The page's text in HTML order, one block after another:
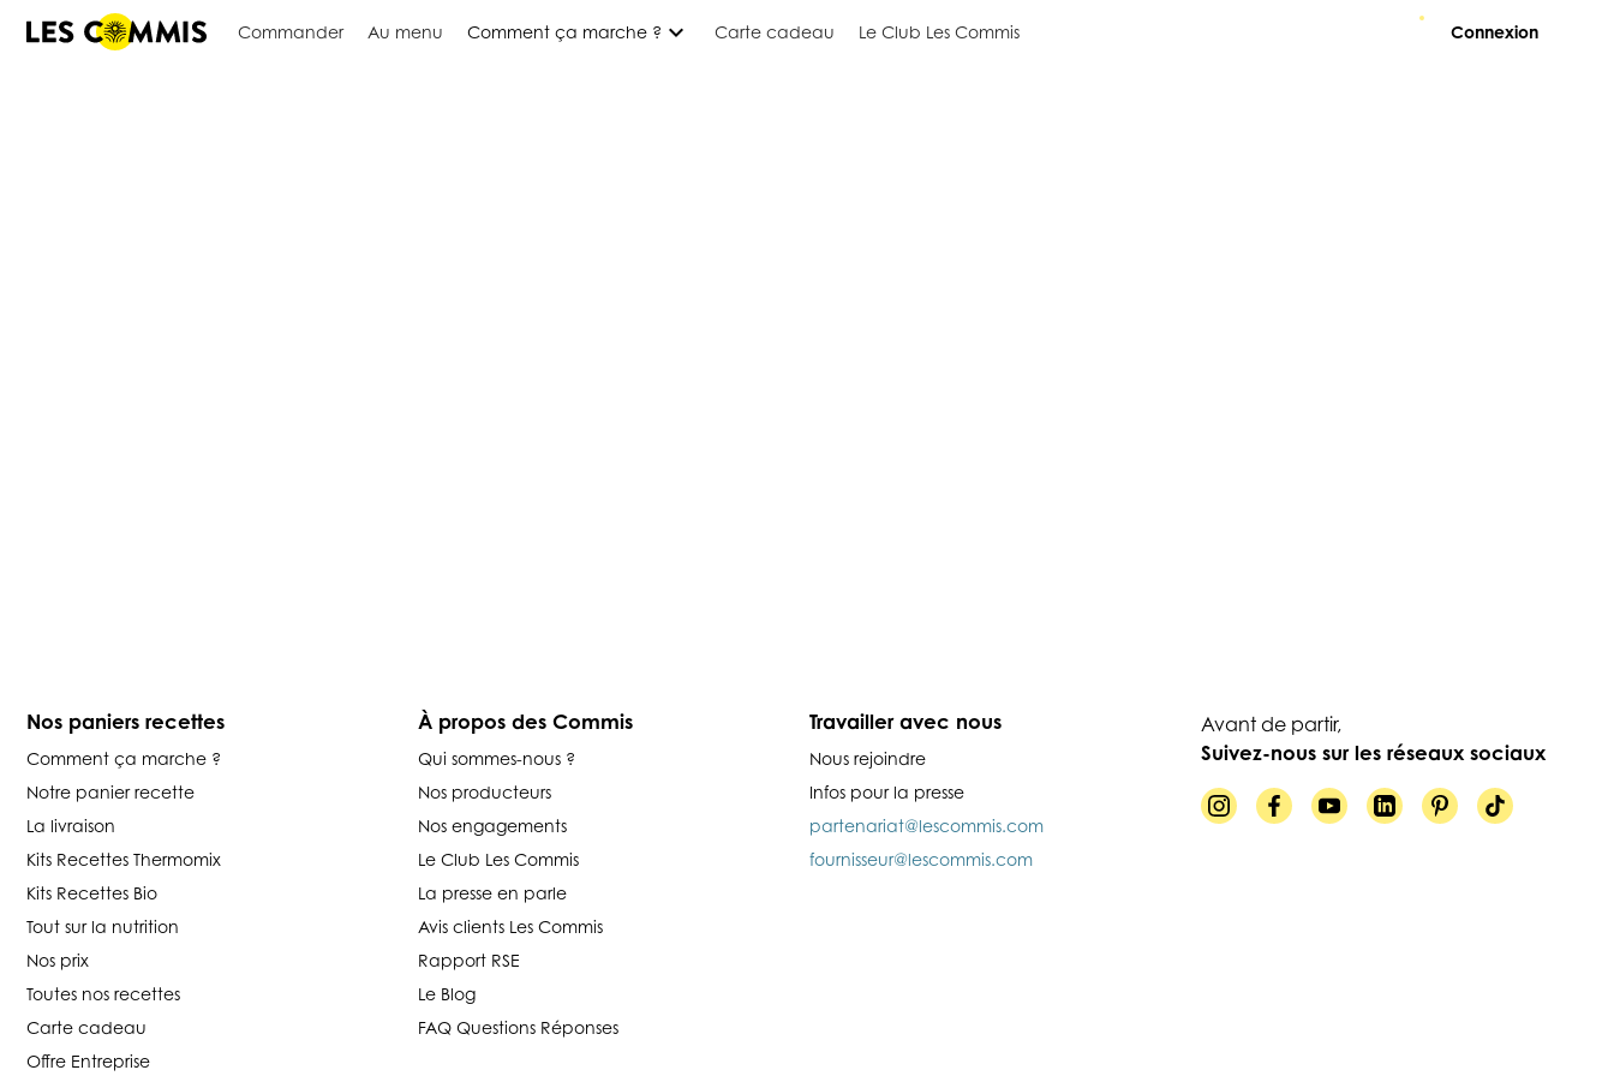
Commander Au menu Comment ça marche ? expand_more Carte cadeau Le Club Les Commis Connexion
Nos paniers recettes
Comment ça marche ?
Notre panier recette
La livraison
Kits Recettes Thermomix
Kits Recettes Bio
Tout sur la nutrition
Nos prix
Toutes nos recettes
Carte cadeau
Offre Entreprise
À propos des Commis
Qui sommes-nous ?
Nos producteurs
Nos engagements
Le Club Les Commis
La presse en parle
Avis clients Les Commis
Rapport RSE
Le Blog
FAQ Questions Réponses
Travailler avec nous
Nous rejoindre
Infos pour la presse
partenariat@lescommis.com
fournisseur@lescommis.com
Avant de partir,
Suivez-nous sur les réseaux sociaux